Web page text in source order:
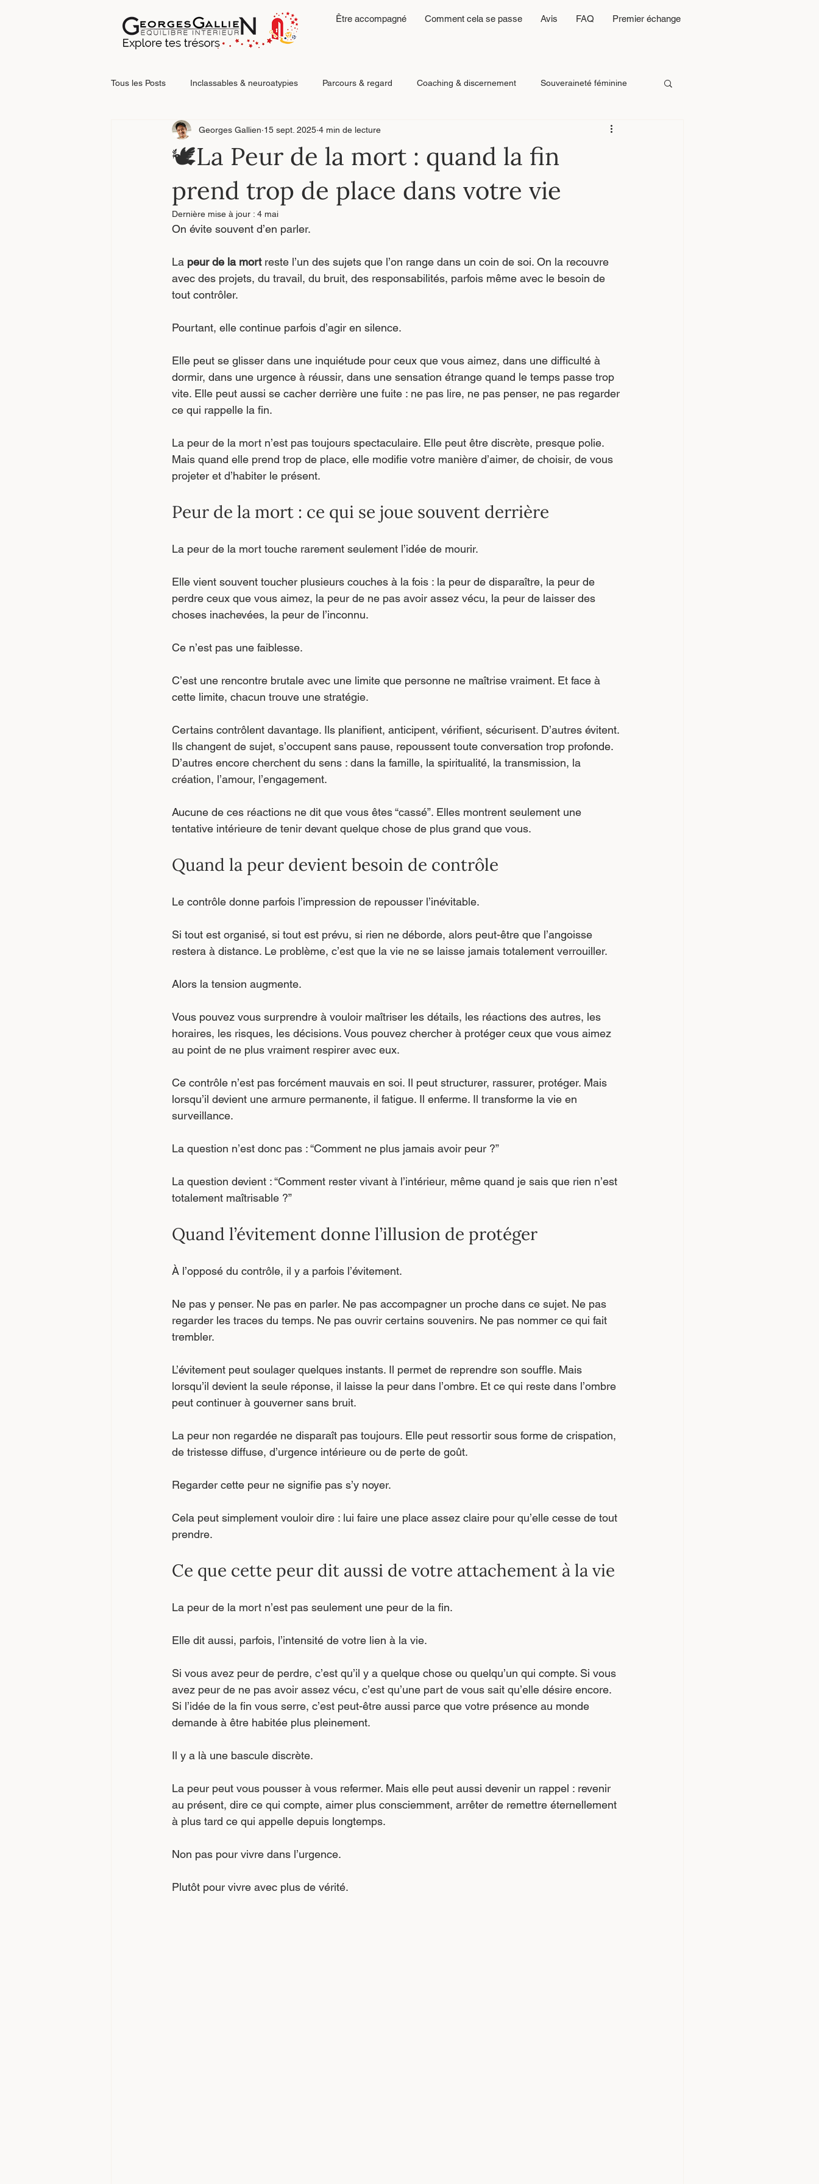
Être accompagné Comment cela se passe Avis FAQ Premier échange
Tous les Posts Inclassables & neuroatypies Parcours & regard Coaching & discernement Souveraineté féminine
Relations & blessures relationnelle Émotions, fatigue & régulation 28 Portes
🕊️La Peur de la mort : quand la fin
prend trop de place dans votre vie
Georges Gallien 15 sept. 2025 4 min de lecture
Dernière mise à jour : 4 mai
On évite souvent d’en parler.
La peur de la mort reste l’un des sujets que l’on range dans un coin de soi. On la recouvre
avec des projets, du travail, du bruit, des responsabilités, parfois même avec le besoin de
tout contrôler.
Pourtant, elle continue parfois d’agir en silence.
Elle peut se glisser dans une inquiétude pour ceux que vous aimez, dans une difficulté à
dormir, dans une urgence à réussir, dans une sensation étrange quand le temps passe trop
vite. Elle peut aussi se cacher derrière une fuite : ne pas lire, ne pas penser, ne pas regarder
ce qui rappelle la fin.
La peur de la mort n’est pas toujours spectaculaire. Elle peut être discrète, presque polie.
Mais quand elle prend trop de place, elle modifie votre manière d’aimer, de choisir, de vous
projeter et d’habiter le présent.
Peur de la mort : ce qui se joue souvent derrière
La peur de la mort touche rarement seulement l’idée de mourir.
Elle vient souvent toucher plusieurs couches à la fois : la peur de disparaître, la peur de
perdre ceux que vous aimez, la peur de ne pas avoir assez vécu, la peur de laisser des
choses inachevées, la peur de l’inconnu.
Ce n’est pas une faiblesse.
C’est une rencontre brutale avec une limite que personne ne maîtrise vraiment. Et face à
cette limite, chacun trouve une stratégie.
Certains contrôlent davantage. Ils planifient, anticipent, vérifient, sécurisent. D’autres évitent.
Ils changent de sujet, s’occupent sans pause, repoussent toute conversation trop profonde.
D’autres encore cherchent du sens : dans la famille, la spiritualité, la transmission, la
création, l’amour, l’engagement.
Aucune de ces réactions ne dit que vous êtes “cassé”. Elles montrent seulement une
tentative intérieure de tenir devant quelque chose de plus grand que vous.
Quand la peur devient besoin de contrôle
Le contrôle donne parfois l’impression de repousser l’inévitable.
Si tout est organisé, si tout est prévu, si rien ne déborde, alors peut-être que l’angoisse
restera à distance. Le problème, c’est que la vie ne se laisse jamais totalement verrouiller.
Alors la tension augmente.
Vous pouvez vous surprendre à vouloir maîtriser les détails, les réactions des autres, les
horaires, les risques, les décisions. Vous pouvez chercher à protéger ceux que vous aimez
au point de ne plus vraiment respirer avec eux.
Ce contrôle n’est pas forcément mauvais en soi. Il peut structurer, rassurer, protéger. Mais
lorsqu’il devient une armure permanente, il fatigue. Il enferme. Il transforme la vie en
surveillance.
La question n’est donc pas : “Comment ne plus jamais avoir peur ?”
La question devient : “Comment rester vivant à l’intérieur, même quand je sais que rien n’est
totalement maîtrisable ?”
Quand l’évitement donne l’illusion de protéger
À l’opposé du contrôle, il y a parfois l’évitement.
Ne pas y penser. Ne pas en parler. Ne pas accompagner un proche dans ce sujet. Ne pas
regarder les traces du temps. Ne pas ouvrir certains souvenirs. Ne pas nommer ce qui fait
trembler.
L’évitement peut soulager quelques instants. Il permet de reprendre son souffle. Mais
lorsqu’il devient la seule réponse, il laisse la peur dans l’ombre. Et ce qui reste dans l’ombre
peut continuer à gouverner sans bruit.
La peur non regardée ne disparaît pas toujours. Elle peut ressortir sous forme de crispation,
de tristesse diffuse, d’urgence intérieure ou de perte de goût.
Regarder cette peur ne signifie pas s’y noyer.
Cela peut simplement vouloir dire : lui faire une place assez claire pour qu’elle cesse de tout
prendre.
Ce que cette peur dit aussi de votre attachement à la vie
La peur de la mort n’est pas seulement une peur de la fin.
Elle dit aussi, parfois, l’intensité de votre lien à la vie.
Si vous avez peur de perdre, c’est qu’il y a quelque chose ou quelqu’un qui compte. Si vous
avez peur de ne pas avoir assez vécu, c’est qu’une part de vous sait qu’elle désire encore.
Si l’idée de la fin vous serre, c’est peut-être aussi parce que votre présence au monde
demande à être habitée plus pleinement.
Il y a là une bascule discrète.
La peur peut vous pousser à vous refermer. Mais elle peut aussi devenir un rappel : revenir
au présent, dire ce qui compte, aimer plus consciemment, arrêter de remettre éternellement
à plus tard ce qui appelle depuis longtemps.
Non pas pour vivre dans l’urgence.
Plutôt pour vivre avec plus de vérité.